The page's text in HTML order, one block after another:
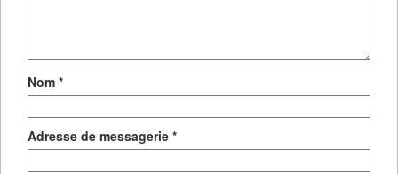
Nom *
Adresse de messagerie *